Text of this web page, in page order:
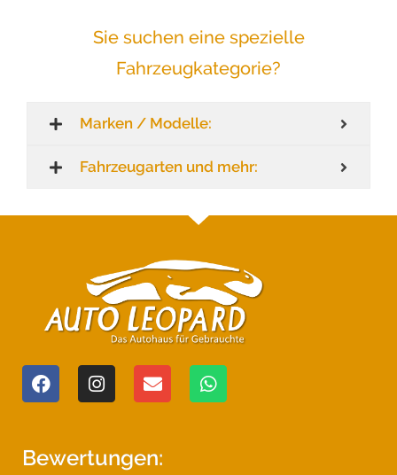
Sie suchen eine spezielle
Fahrzeugkategorie?
Marken / Modelle:
Fahrzeugarten und mehr:
Bewertungen: